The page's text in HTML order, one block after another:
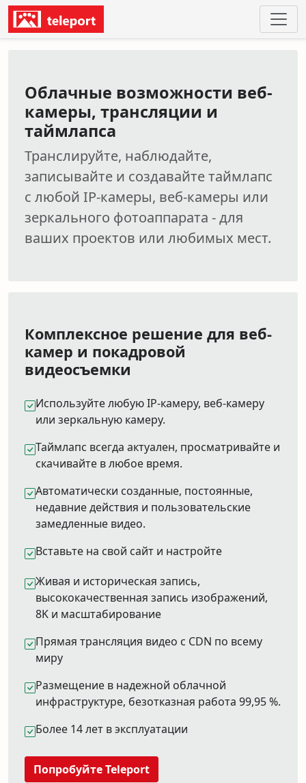
Облачные возможности веб-
камеры, трансляции и
таймлапса
Транслируйте, наблюдайте,
записывайте и создавайте таймлапс
с любой IP-камеры, веб-камеры или
зеркального фотоаппарата - для
ваших проектов или любимых мест.
Комплексное решение для веб-
камер и покадровой
видеосъемки
Используйте любую IP-камеру, веб-камеру
или зеркальную камеру.
Таймлапс всегда актуален, просматривайте и
скачивайте в любое время.
Автоматически созданные, постоянные,
недавние действия и пользовательские
замедленные видео.
Вставьте на свой сайт и настройте
Живая и историческая запись,
высококачественная запись изображений,
8K и масштабирование
Прямая трансляция видео с CDN по всему
миру
Размещение в надежной облачной
инфраструктуре, безотказная работа 99,95 %.
Более 14 лет в эксплуатации
Попробуйте Teleport